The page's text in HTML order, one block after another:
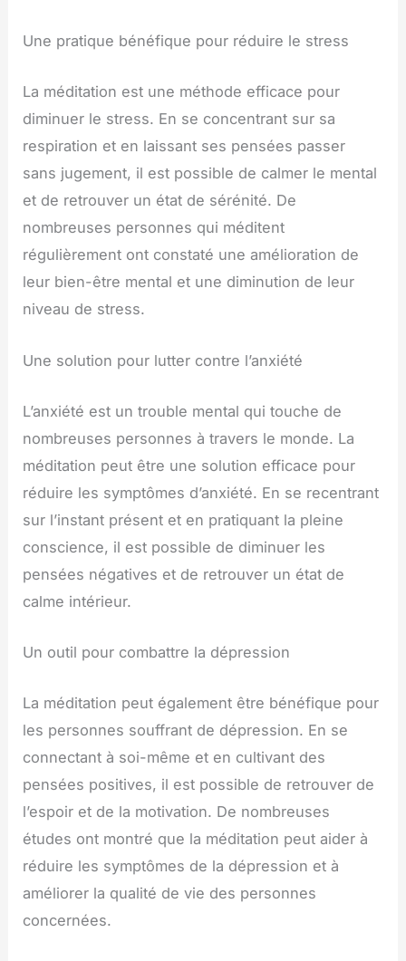
Une pratique bénéfique pour réduire le stress
La méditation est une méthode efficace pour
diminuer le stress. En se concentrant sur sa
respiration et en laissant ses pensées passer
sans jugement, il est possible de calmer le mental
et de retrouver un état de sérénité. De
nombreuses personnes qui méditent
régulièrement ont constaté une amélioration de
leur bien-être mental et une diminution de leur
niveau de stress.
Une solution pour lutter contre l’anxiété
L’anxiété est un trouble mental qui touche de
nombreuses personnes à travers le monde. La
méditation peut être une solution efficace pour
réduire les symptômes d’anxiété. En se recentrant
sur l’instant présent et en pratiquant la pleine
conscience, il est possible de diminuer les
pensées négatives et de retrouver un état de
calme intérieur.
Un outil pour combattre la dépression
La méditation peut également être bénéfique pour
les personnes souffrant de dépression. En se
connectant à soi-même et en cultivant des
pensées positives, il est possible de retrouver de
l’espoir et de la motivation. De nombreuses
études ont montré que la méditation peut aider à
réduire les symptômes de la dépression et à
améliorer la qualité de vie des personnes
concernées.